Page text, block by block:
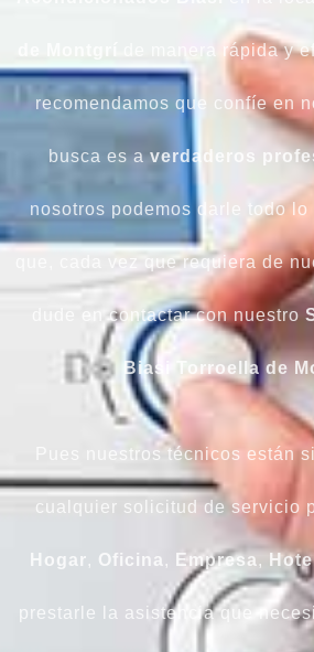
de manera rápida y
recomendamos que confíe en
busca es a verdaderos
nosotros podemos darle todo
que, cada vez que requiera de
dude en contactar con nuestro
Biasi Torroella de
Pues nuestros técnicos están
cualquier solicitud de servicio
Hogar, Oficina , Empresa , Hotel
prestarle la asistencia que